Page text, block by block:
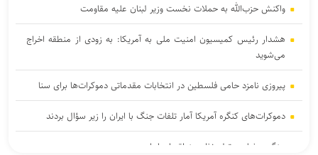
واکنش حزب‌الله به حملات نخست‌ وزیر لبنان علیه مقاومت
هشدار رئیس کمیسیون امنیت ملی به آمریکا: به زودی از منطقه اخراج
می‌شوید
پیروزی نامزد حامی فلسطین در انتخابات مقدماتی دموکرات‌ها برای سنا
دموکرات‌های کنگره آمریکا آمار تلفات جنگ با ایران را زیر سؤال بردند
جنگ رمضان و تولد نظم منطقه ای ایران